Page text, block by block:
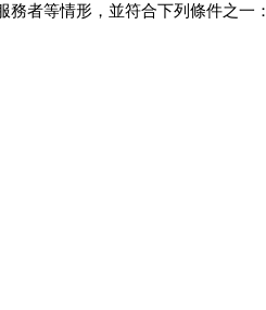
者等情形，並符合下列條件之一：